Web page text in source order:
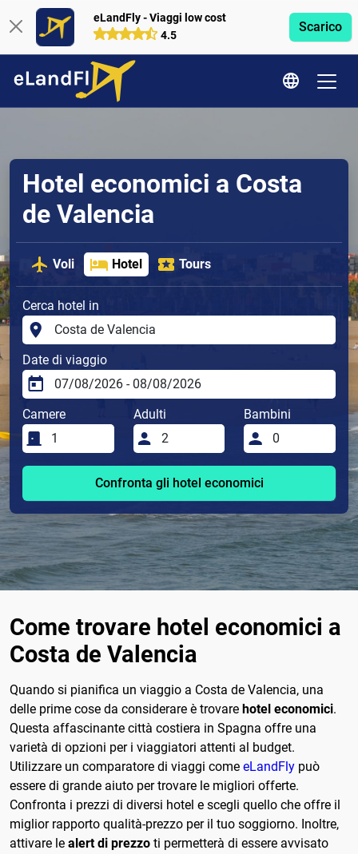
eLandFly - Viaggi low cost
4.5
Scarico
Hotel economici a Costa
de Valencia
Voli Hotel Tours
Cerca hotel in
Date di viaggio
Camere Adulti Bambini
Confronta gli hotel economici
Come trovare hotel economici a
Costa de Valencia
Quando si pianifica un viaggio a Costa de Valencia, una
delle prime cose da considerare è trovare hotel economici.
Questa affascinante città costiera in Spagna offre una
varietà di opzioni per i viaggiatori attenti al budget.
Utilizzare un comparatore di viaggi come eLandFly può
essere di grande aiuto per trovare le migliori offerte.
Confronta i prezzi di diversi hotel e scegli quello che offre il
miglior rapporto qualità-prezzo per il tuo soggiorno. Inoltre,
attivare le alert di prezzo ti permetterà di essere avvisato